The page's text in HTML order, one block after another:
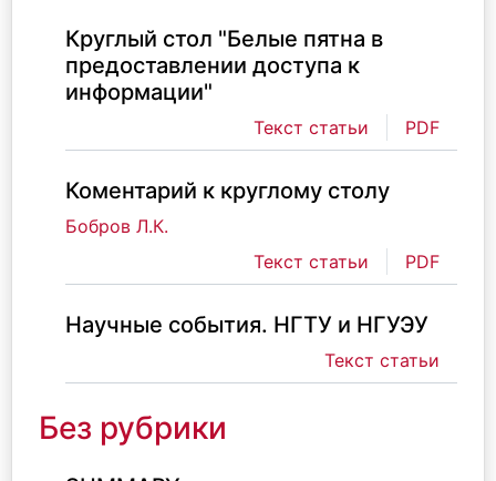
Круглый стол "Белые пятна в
предоставлении доступа к
информации"
Текст статьи PDF
Коментарий к круглому столу
Бобров Л.К.
Текст статьи
PDF
Научные события. НГТУ и НГУЭУ
Текст статьи
Без рубрики